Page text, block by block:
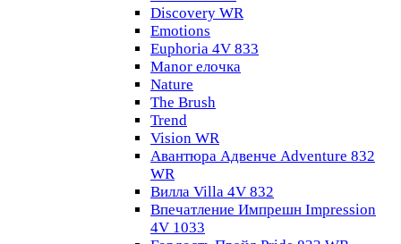
Discovery WR
Emotions
Euphoria 4V 833
Manor елочка
Nature
The Brush
Trend
Vision WR
Авантюра Адвенче Adventure 832
WR
Вилла Villa 4V 832
Впечатление Импрешн Impression
4V 1033